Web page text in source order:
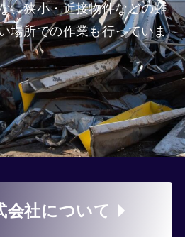
、狭小・近接物件などの難
場所での作業も行っていま
会社について